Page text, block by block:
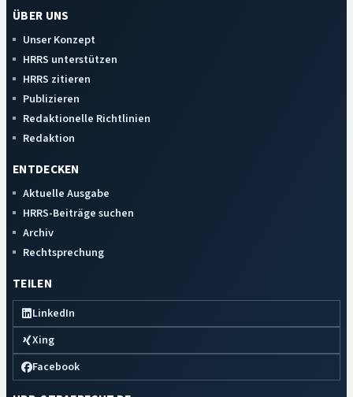
ÜBER UNS
Unser Konzept
HRRS unterstützen
HRRS zitieren
Publizieren
Redaktionelle Richtlinien
Redaktion
ENTDECKEN
Aktuelle Ausgabe
HRRS-Beiträge suchen
Archiv
Rechtsprechung
TEILEN
LinkedIn
Xing
Facebook